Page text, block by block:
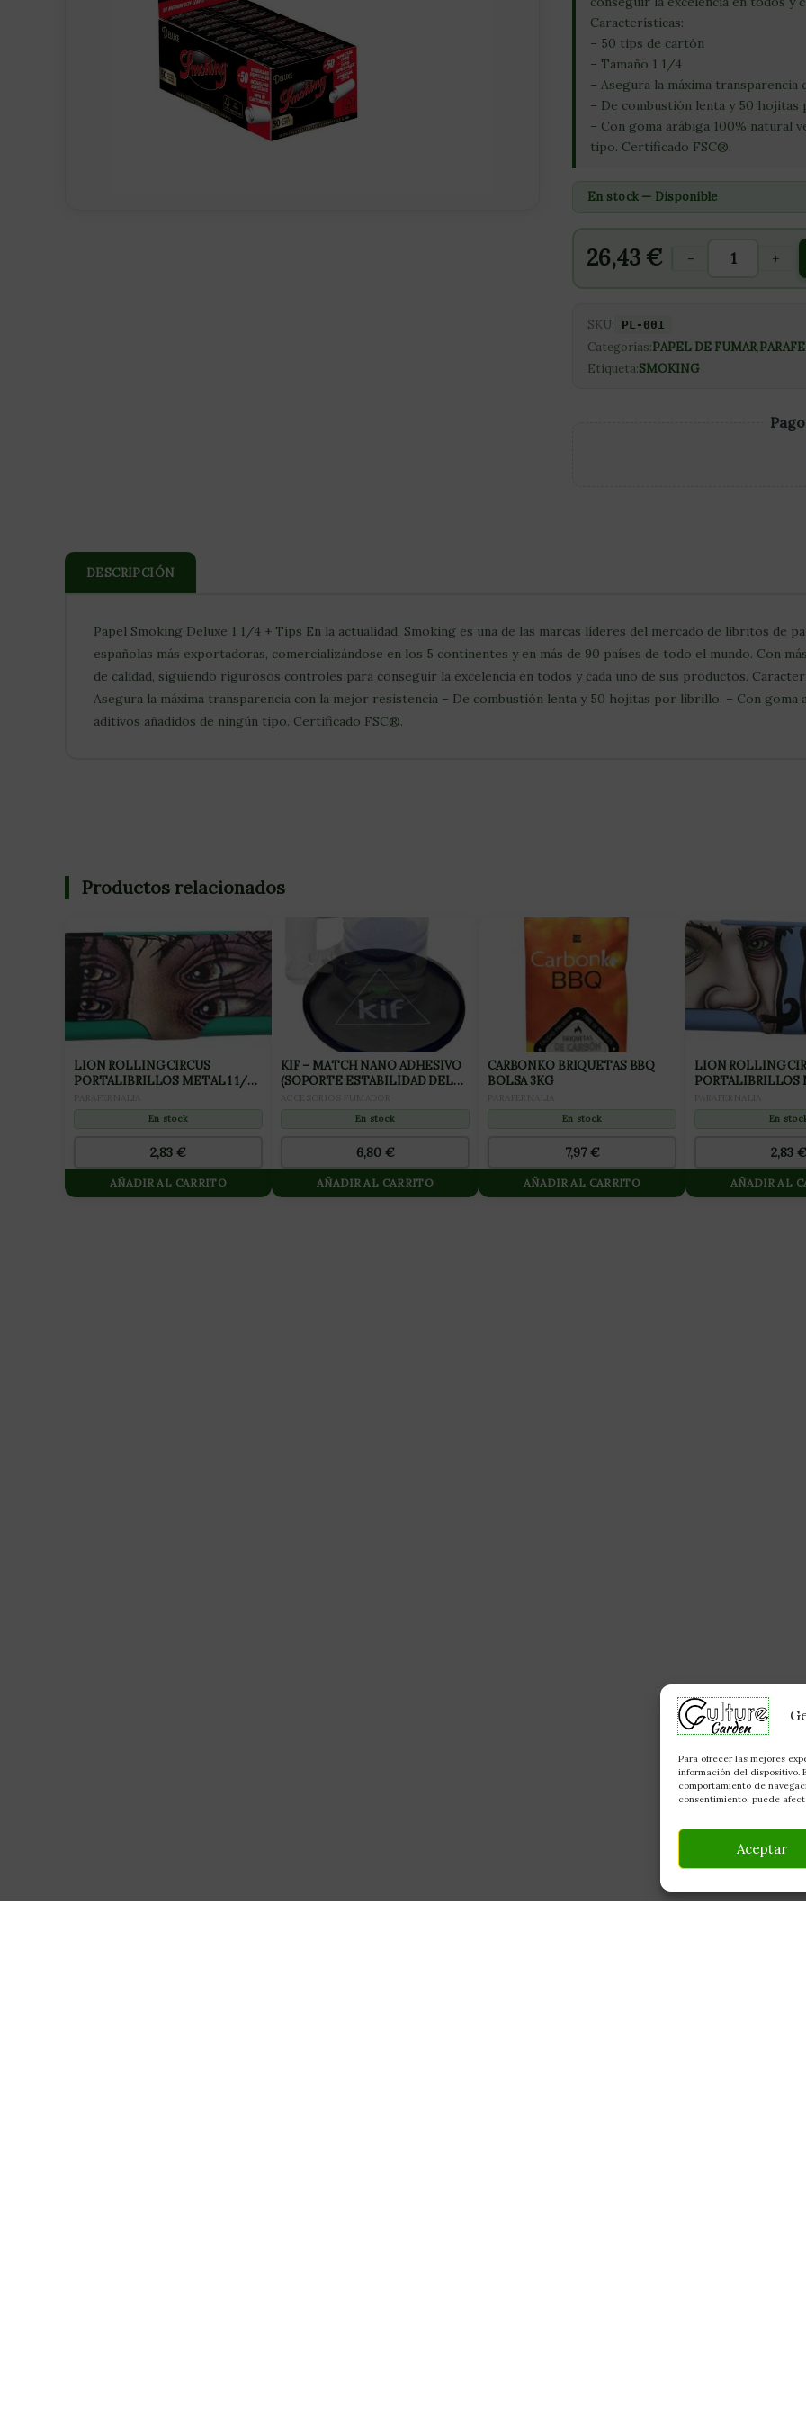
Para ofrecer las mejores
información del dispositivo.
comportamiento de
consentimiento, puede
Aceptar
Características:
– 50 tips de cartón
– Tamaño 1 1/4
– Asegura la máxima
– De combustión lenta y 50
– Con goma arábiga 100% natural
tipo. Certificado FSC®.
En stock — Disponible
26,43 € - +
SKU: PL-001
Categorías:PAPEL DE FUMAR,
Etiqueta:SMOKING
DESCRIPCIÓN
Papel Smoking Deluxe 1 1/4 + Tips En la actualidad, Smoking es una de las marcas líderes del mercado de libritos de
españolas más exportadoras, comercializándose en los 5 continentes y en más de 90 países de todo el mundo. Con
de calidad, siguiendo rigurosos controles para conseguir la excelencia en todos y cada uno de sus productos.
Asegura la máxima transparencia con la mejor resistencia – De combustión lenta y 50 hojitas por librillo. – Con goma
aditivos añadidos de ningún tipo. Certificado FSC®.
Productos relacionados
LION ROLLING CIRCUS
PORTALIBRILLOS METAL 1 1/4
En stock
2,83 €
AÑADIR AL CARRITO
KIF – MATCH NANO ADHESIVO
(SOPORTE ESTABILIDAD DEL
En stock
6,80 €
AÑADIR AL CARRITO
CARBONKO BRIQUETAS BBQ
BOLSA 3KG
En stock
7,97€
AÑADIR AL CARRITO
LION ROLLING
PORTALIBRILLOS
JELLYBELLY (1UD)
En
2,83 €
AÑADIR AL